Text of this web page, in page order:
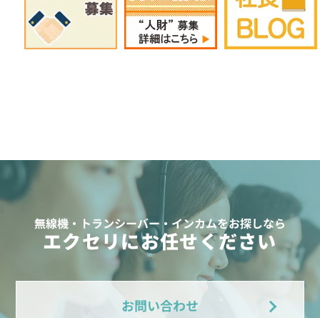
無線機・トランシーバー・インカムをお探しなら
エクセリにお任せください
お問い合わせ